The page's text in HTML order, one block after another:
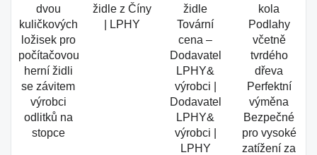
dvou
kuličkových
ložisek pro
počítačovou
herní židli
se závitem
výrobci
odlitků na
stopce
židle z Číny
| LPHY
židle
Tovární
cena –
Dodavatel
LPHY&
výrobci |
Dodavatel
LPHY&
výrobci |
LPHY
kola
Podlahy
včetně
tvrdého
dřeva
Perfektní
výměna
Bezpečné
pro vysoké
zatížení za